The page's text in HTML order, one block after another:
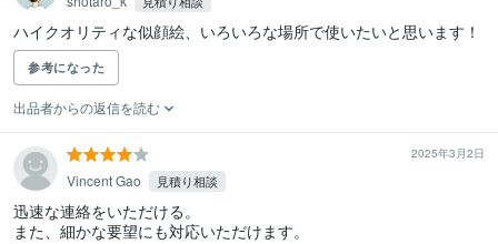
ハイクオリティな似顔絵、いろいろな場所で使いたいと思います！
参考になった
出品者からの返信を読む
2025年3月2日
Vincent Gao 見積り相談
迅速な連絡をいただける。
また、細かな要望にも対応いただけます。